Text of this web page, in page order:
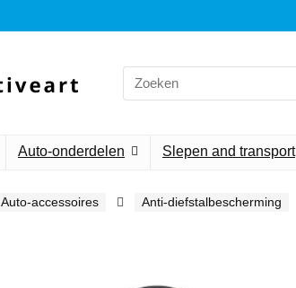
Search
for:
Auto-onderdelen Slepen and transport
Auto-accessoires Anti-diefstalbescherming